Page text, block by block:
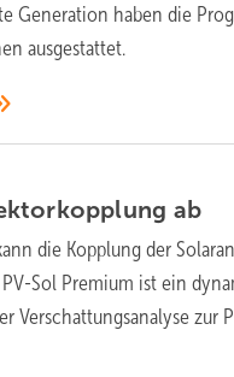
Generation haben die
ausgestattet.
ab
die Kopplung der
Sol Premium ist ein
Verschattungsanalyse zur